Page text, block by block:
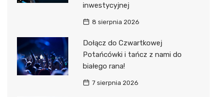
inwestycyjnej
8 sierpnia 2026
Dołącz do Czwartkowej
Potańcówki i tańcz z nami do
białego rana!
7 sierpnia 2026